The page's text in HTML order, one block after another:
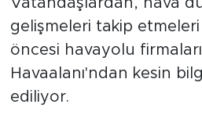
gelişmeleri takip
öncesi havayolu
Havaalanı'ndan kesin
ediliyor.